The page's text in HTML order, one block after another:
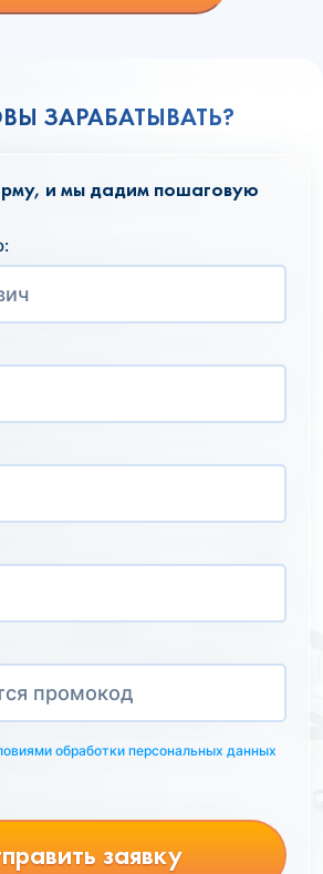
ЗАРАБАТЫВАТЬ?
и мы дадим пошаговую
обработки персональных данных
заявку